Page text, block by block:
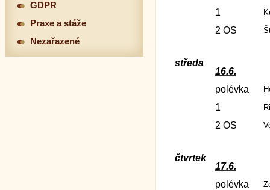
1
2 OS
středa
16.6.
polévka
1
2 OS
čtvrtek
17.6.
polévka
GDPR
Praxe a stáže
Nezařazené